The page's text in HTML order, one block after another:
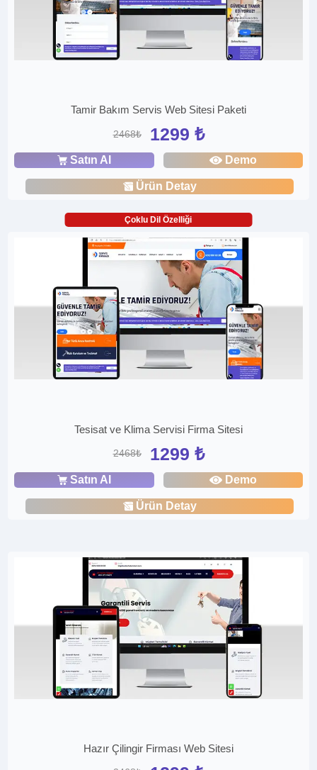
Tamir Bakım Servis Web Sitesi Paketi
2468₺ 1299 ₺
Satın Al Demo
Ürün Detay
Çoklu Dil Özelliği
Tesisat ve Klima Servisi Firma Sitesi
2468₺ 1299 ₺
Satın Al Demo
Ürün Detay
Hazır Çilingir Firması Web Sitesi